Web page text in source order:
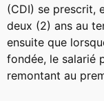
(CDI) se prescrit,
deux (2) ans au
ensuite que
fondée, le salarié
remontant au